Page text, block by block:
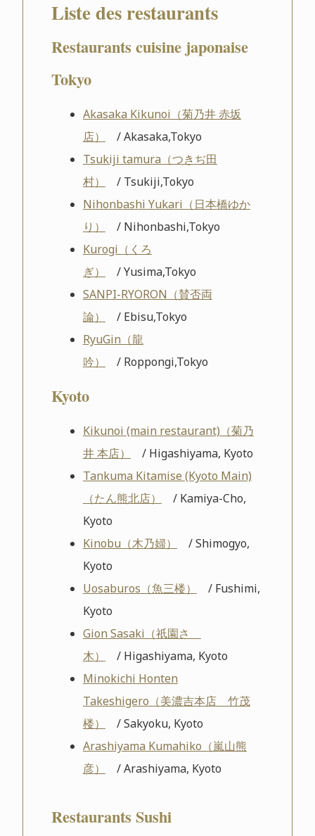
Liste des restaurants
Restaurants cuisine japonaise
Tokyo
Akasaka Kikunoi（菊乃井 赤坂
店）
/ Akasaka,Tokyo
Tsukiji tamura（つきぢ田
村）
/ Tsukiji,Tokyo
Nihonbashi Yukari（日本橋ゆか
り）
/ Nihonbashi,Tokyo
Kurogi（くろ
ぎ）
/ Yusima,Tokyo
SANPI-RYORON（賛否両
論）
/ Ebisu,Tokyo
RyuGin（龍
吟）
/ Roppongi,Tokyo
Kyoto
Kikunoi (main restaurant)（菊乃
井 本店）
/ Higashiyama, Kyoto
Tankuma Kitamise (Kyoto Main)
（たん熊北店）
/ Kamiya-Cho,
Kyoto
Kinobu（木乃婦）
/ Shimogyo,
Kyoto
Uosaburos（魚三楼）
/ Fushimi,
Kyoto
Gion Sasaki（祇園さゝ
木）
/ Higashiyama, Kyoto
Minokichi Honten
Takeshigero（美濃吉本店 竹茂
楼）
/ Sakyoku, Kyoto
Arashiyama Kumahiko（嵐山熊
彦）
/ Arashiyama, Kyoto
Restaurants Sushi